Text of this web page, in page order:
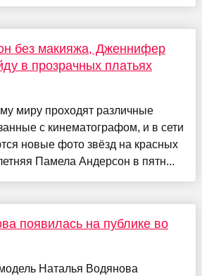
без макияжа, Дженнифер
в прозрачных платьях
миру проходят различные
с кинематографом, и в сети
новые фото звёзд на красных
Памела Андерсон в пятн...
появилась на публике во
Наталья Водянова